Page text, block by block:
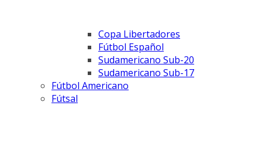
Copa Libertadores
Fútbol Español
Sudamericano Sub-20
Sudamericano Sub-17
Fútbol Americano
Fútsal